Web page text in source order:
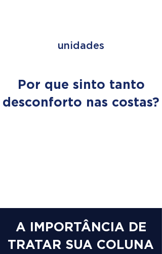
unidades
Por que sinto tanto
desconforto nas costas?
A IMPORTÂNCIA DE
TRATAR SUA COLUNA